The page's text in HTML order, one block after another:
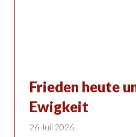
Frieden heute
Ewigkeit
26 Juli 2026